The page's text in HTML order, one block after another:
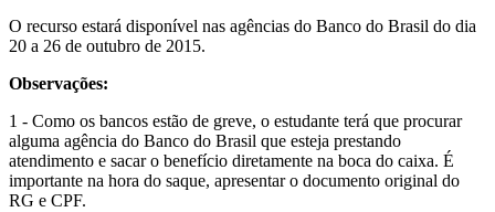
O recurso estará disponível nas agências do Banco do Brasil do dia
20 a 26 de outubro de 2015.
Observações:
1 - Como os bancos estão de greve, o estudante terá que procurar
alguma agência do Banco do Brasil que esteja prestando
atendimento e sacar o benefício diretamente na boca do caixa. É
importante na hora do saque, apresentar o documento original do
RG e CPF.